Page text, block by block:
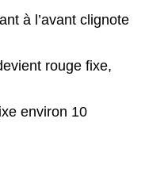
à l’avant clignote
rouge fixe,
environ 10